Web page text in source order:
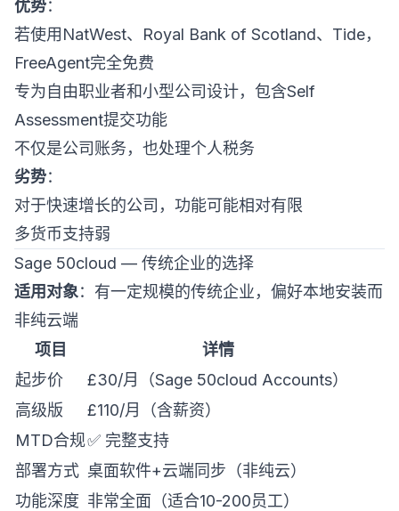
优势：
若使用NatWest、Royal Bank of Scotland、Tide，
FreeAgent完全免费
专为自由职业者和小型公司设计，包含Self
Assessment提交功能
不仅是公司账务，也处理个人税务
劣势：
对于快速增长的公司，功能可能相对有限
多货币支持弱
Sage 50cloud — 传统企业的选择
适用对象：有一定规模的传统企业，偏好本地安装而
非纯云端
项目
详情
起步价
£30/月（Sage 50cloud Accounts）
高级版
£110/月（含薪资）
MTD合规✅ 完整支持
部署方式 桌面软件+云端同步（非纯云）
功能深度 非常全面（适合10-200员工）